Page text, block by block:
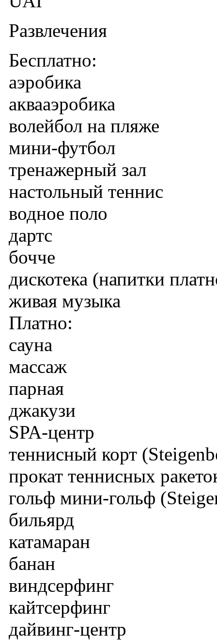
Развлечения
Бесплатно:
аэробика
аквааэробика
волейбол на пляже
мини-футбол
тренажерный зал
настольный теннис
водное поло
дартс
бочче
дискотека (напитки
живая музыка
Платно:
сауна
массаж
парная
джакузи
SPA-центр
теннисный корт
прокат теннисных
гольф мини-гольф
бильярд
катамаран
банан
виндсерфинг
кайтсерфинг
дайвинг-центр